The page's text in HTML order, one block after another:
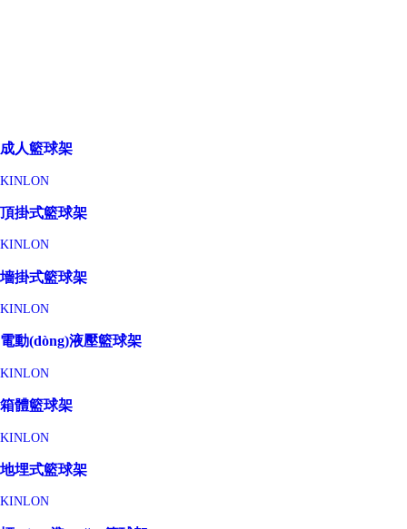
成人籃球架
KINLON
頂掛式籃球架
KINLON
墻掛式籃球架
KINLON
電動(dòng)液壓籃球架
KINLON
箱體籃球架
KINLON
地埋式籃球架
KINLON